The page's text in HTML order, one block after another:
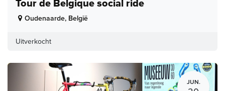
Tour de Belgique social ride
Oudenaarde, België
Uitverkocht
JUN.